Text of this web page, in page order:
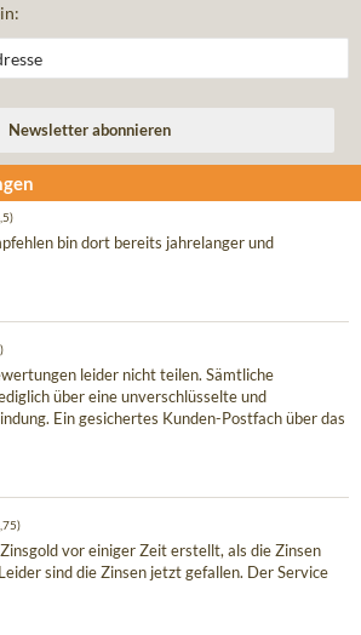
bin dort bereits jahrelanger und
leider nicht teilen. Sämtliche
über eine unverschlüsselte und
Ein gesichertes Kunden-Postfach über das
vor einiger Zeit erstellt, als die Zinsen
sind die Zinsen jetzt gefallen. Der Service